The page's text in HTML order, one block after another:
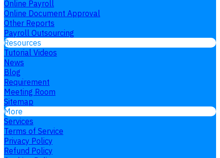
Online Payroll
Online Document Approval
Other Reports
Payroll Outsourcing
Resources
Tutorial Videos
News
Blog
Requirement
Meeting Room
Sitemap
More
Services
Terms of Service
Privacy Policy
Refund Policy